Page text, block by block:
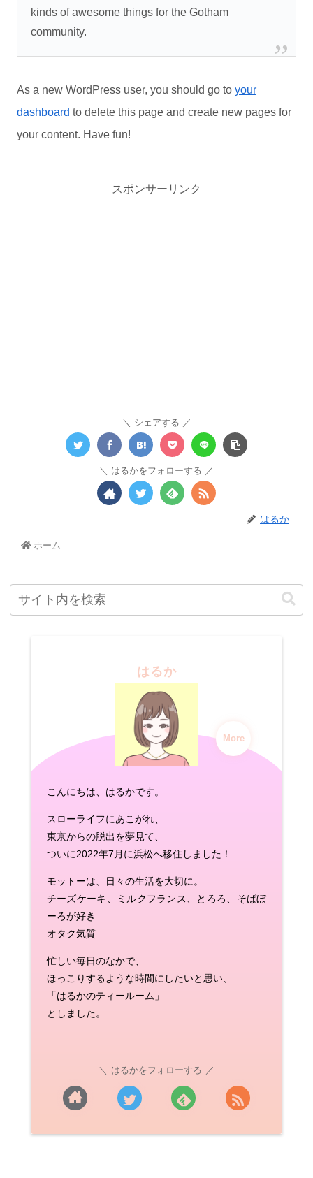
kinds of awesome things for the Gotham
community.
As a new WordPress user, you should go to your
dashboard to delete this page and create new pages for
your content. Have fun!
スポンサーリンク
シェアする
はるかをフォローする
はるか
ホーム
はるか
More
こんにちは、はるかです。
スローライフにあこがれ、
東京からの脱出を夢見て、
ついに2022年7月に浜松へ移住しました！
モットーは、日々の生活を大切に。
チーズケーキ、ミルクフランス、とろろ、そばぼ
ーろが好き
オタク気質
忙しい毎日のなかで、
ほっこりするような時間にしたいと思い、
「はるかのティールーム」
としました。
はるかをフォローする